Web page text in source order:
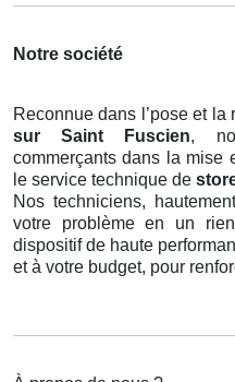
Notre société
Reconnue dans l’pose et
sur Saint Fuscien,
commerçants dans la
le service technique de
Nos techniciens,
votre problème en un
dispositif de haute
et à votre budget, pour